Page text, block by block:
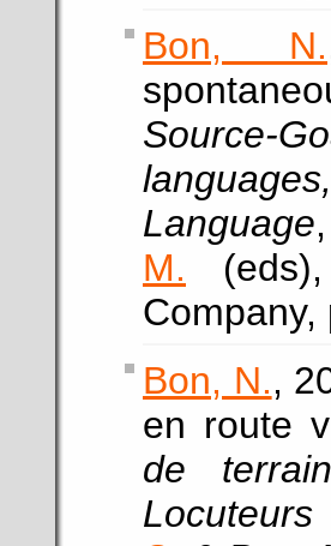
Bon, N.
Source-
Language
M.
Company,
Bon, N.,
en route
de
Locuteurs